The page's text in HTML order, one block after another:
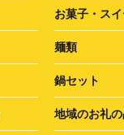
お菓子・ス
麺類
鍋セット
地域のお礼